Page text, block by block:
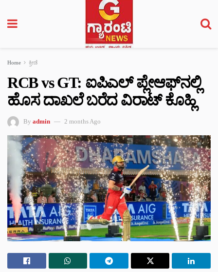
Home ಕ್ರೀಡೆ
RCB vs GT: ಐಪಿಎಲ್ ಪ್ಲೇಆಫ್‌ನಲ್ಲಿ
ಹೊಸ ದಾಖಲೆ ಬರೆದ ವಿರಾಟ್ ಕೊಹ್ಲಿ
By admin 2 months Ago